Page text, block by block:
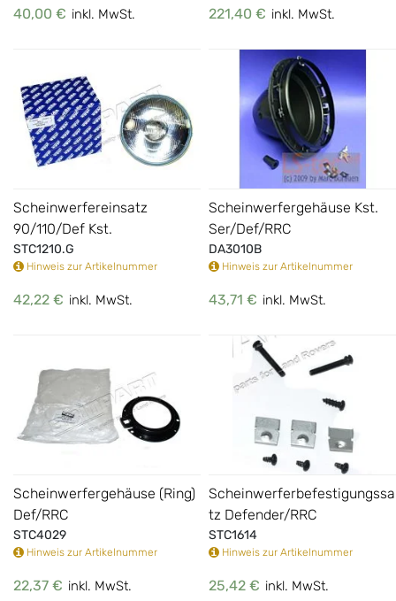
40,00 € inkl. MwSt. 221,40 € inkl. MwSt.
Scheinwerfereinsatz
90/110/Def Kst.
STC1210.G
Hinweis zur Artikelnummer
42,22 € inkl. MwSt.
Scheinwerfergehäuse Kst.
Ser/Def/RRC
DA3010B
Hinweis zur Artikelnummer
43,71 € inkl. MwSt.
Scheinwerfergehäuse (Ring)
Def/RRC
STC4029
Hinweis zur Artikelnummer
22,37 € inkl. MwSt.
Scheinwerferbefestigungssa
tz Defender/RRC
STC1614
Hinweis zur Artikelnummer
25,42 € inkl. MwSt.